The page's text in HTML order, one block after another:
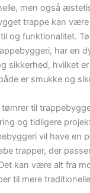
men også
trappe kan
og funktionalitet.
har en
sikkerhed, hvilket
er smukke og
til
og tidligere
vil have en
trapper, der
kan være alt fra
til mere